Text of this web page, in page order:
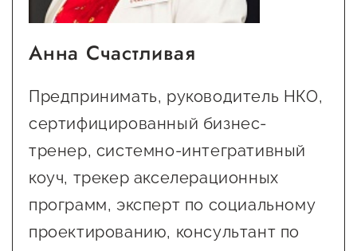
Анна Счастливая
Предпринимать, руководитель НКО,
сертифицированный бизнес-
тренер, системно-интегративный
коуч, трекер акселерационных
программ, эксперт по социальному
проектированию, консультант по